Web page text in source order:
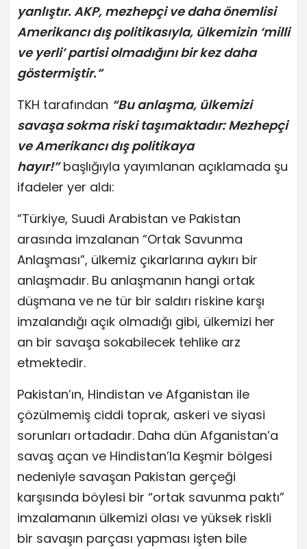
yanlıştır. AKP, mezhepçi ve daha önemlisi
Amerikancı dış politikasıyla, ülkemizin ‘milli
ve yerli’ partisi olmadığını bir kez daha
göstermiştir.”
TKH tarafından “Bu anlaşma, ülkemizi
savaşa sokma riski taşımaktadır: Mezhepçi
ve Amerikancı dış politikaya
hayır!”başlığıyla yayımlanan açıklamada şu
ifadeler yer aldı:
“Türkiye, Suudi Arabistan ve Pakistan
arasında imzalanan “Ortak Savunma
Anlaşması”, ülkemiz çıkarlarına aykırı bir
anlaşmadır. Bu anlaşmanın hangi ortak
düşmana ve ne tür bir saldırı riskine karşı
imzalandığı açık olmadığı gibi, ülkemizi her
an bir savaşa sokabilecek tehlike arz
etmektedir.
Pakistan’ın, Hindistan ve Afganistan ile
çözülmemiş ciddi toprak, askeri ve siyasi
sorunları ortadadır. Daha dün Afganistan’a
savaş açan ve Hindistan’la Keşmir bölgesi
nedeniyle savaşan Pakistan gerçeği
karşısında böylesi bir “ortak savunma paktı”
imzalamanın ülkemizi olası ve yüksek riskli
bir savaşın parçası yapması işten bile